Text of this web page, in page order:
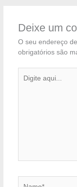
Deixe um
O seu endereço
obrigatórios são
aqui...